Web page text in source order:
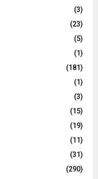
(3)
(23)
(5)
(1)
(181)
(1)
(3)
(15)
(19)
(11)
(31)
(290)